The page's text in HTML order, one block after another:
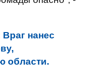
Враг нанес
области.